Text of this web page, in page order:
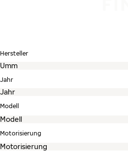
Hersteller
Jahr
Modell
Motorisierung